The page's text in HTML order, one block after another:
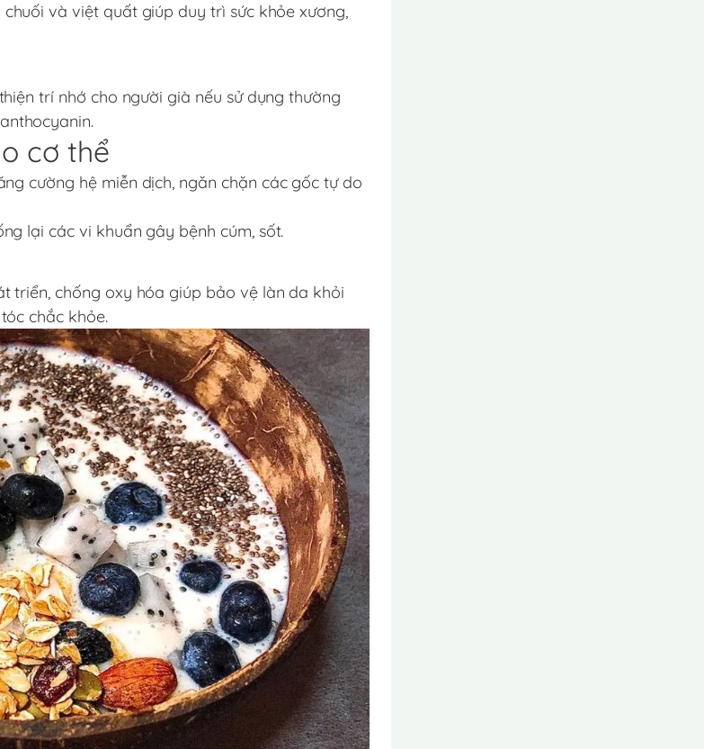
và việt quất giúp duy trì sức khỏe xương,
trí nhớ cho người già nếu sử dụng thường
cơ thể
cường hệ miễn dịch, ngăn chặn các gốc tự do
lại các vi khuẩn gây bệnh cúm, sốt.
triển, chống oxy hóa giúp bảo vệ làn da khỏi
chắc khỏe.